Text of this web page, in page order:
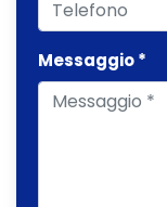
Messaggio *